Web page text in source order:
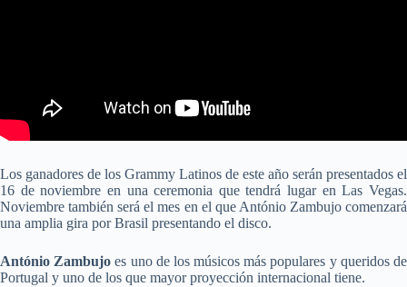
Los ganadores de los Grammy Latinos de este año serán presentados el
16 de noviembre en una ceremonia que tendrá lugar en Las Vegas.
Noviembre también será el mes en el que António Zambujo comenzará
una amplia gira por Brasil presentando el disco.
António Zambujo es uno de los músicos más populares y queridos de
Portugal y uno de los que mayor proyección internacional tiene.